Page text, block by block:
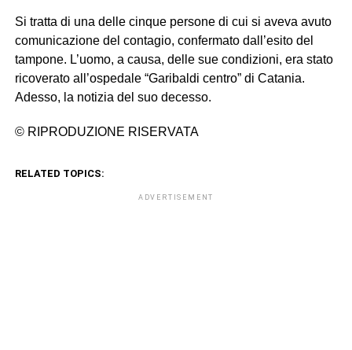
Si tratta di una delle cinque persone di cui si aveva avuto
comunicazione del contagio, confermato dall’esito del
tampone. L’uomo, a causa, delle sue condizioni, era stato
ricoverato all’ospedale “Garibaldi centro” di Catania.
Adesso, la notizia del suo decesso.
© RIPRODUZIONE RISERVATA
RELATED TOPICS:
ADVERTISEMENT